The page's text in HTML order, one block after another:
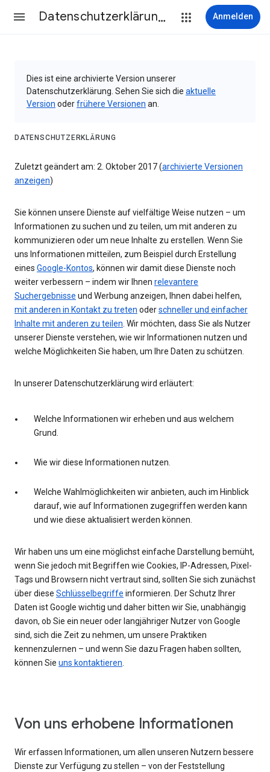
Datenschutzerklärung & Nutzungsbedingungen Anmelden
Dies ist eine archivierte Version unserer
Datenschutzerklärung. Sehen Sie sich die aktuelle
Version oderfrühere Versionen an.
DATENSCHUTZERKLÄRUNG
Zuletzt geändert am: 2. Oktober 2017 (archivierte Versionen
anzeigen)
Sie können unsere Dienste auf vielfältige Weise nutzen – um
Informationen zu suchen und zu teilen, um mit anderen zu
kommunizieren oder um neue Inhalte zu erstellen. Wenn Sie
uns Informationen mitteilen, zum Beispiel durch Erstellung
eines Google-Kontos, können wir damit diese Dienste noch
weiter verbessern – indem wir Ihnen relevantere
Suchergebnisse und Werbung anzeigen, Ihnen dabei helfen,
mit anderen in Kontakt zu treten oderschneller und einfacher
Inhalte mit anderen zu teilen. Wir möchten, dass Sie als Nutzer
unserer Dienste verstehen, wie wir Informationen nutzen und
welche Möglichkeiten Sie haben, um Ihre Daten zu schützen.
In unserer Datenschutzerklärung wird erläutert:
Welche Informationen wir erheben und aus welchem
Grund.
Wie wir diese Informationen nutzen.
Welche Wahlmöglichkeiten wir anbieten, auch im Hinblick
darauf, wie auf Informationen zugegriffen werden kann
und wie diese aktualisiert werden können.
Wir haben uns um eine möglichst einfache Darstellung bemüht,
wenn Sie jedoch mit Begriffen wie Cookies, IP-Adressen, Pixel-
Tags und Browsern nicht vertraut sind, sollten Sie sich zunächst
über diese Schlüsselbegriffe informieren. Der Schutz Ihrer
Daten ist Google wichtig und daher bitten wir Sie, unabhängig
davon, ob Sie ein neuer oder langjähriger Nutzer von Google
sind, sich die Zeit zu nehmen, um unsere Praktiken
kennenzulernen – und wenn Sie dazu Fragen haben sollten,
können Sie uns kontaktieren.
Von uns erhobene Informationen
Wir erfassen Informationen, um allen unseren Nutzern bessere
Dienste zur Verfügung zu stellen – von der Feststellung